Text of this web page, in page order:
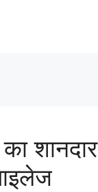
शानदार